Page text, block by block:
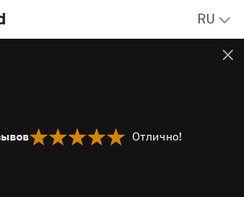
RU
Отлично!